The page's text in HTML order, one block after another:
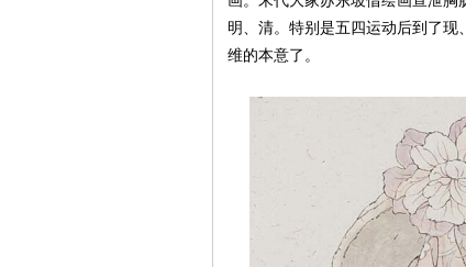
明、清。特别是五四运动后到了
维的本意了。